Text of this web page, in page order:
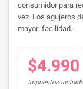
consumidor para
vez. Los agujeros
mayor facilidad.
$4.990
Impuestos